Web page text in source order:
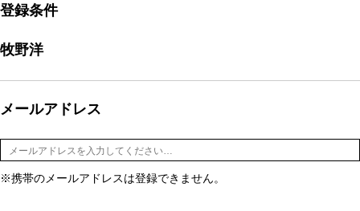
登録条件
牧野洋
メールアドレス
※携帯のメールアドレスは登録できません。